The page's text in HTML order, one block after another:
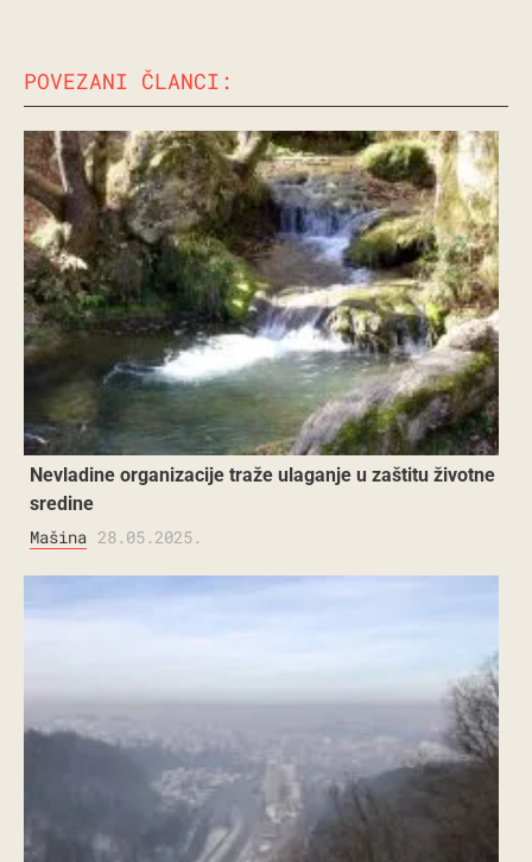
POVEZANI ČLANCI:
Nevladine organizacije traže ulaganje u zaštitu životne
sredine
Mašina 28.05.2025.